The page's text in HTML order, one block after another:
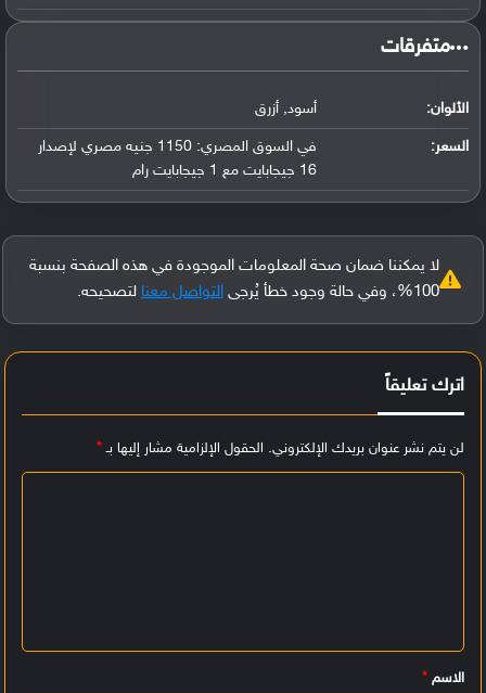
‏متفرقات‏
الألوان: أسود, أزرق
السعر:
في السوق المصري: 1150 جنيه مصري لإصدار
16 جيجابايت مع 1 جيجابايت رام
لا يمكننا ضمان صحة المعلومات الموجودة في هذه الصفحة بنسبة
100%، وفي حالة وجود خطأ يُرجى
التواصل معنا لتصحيحه.
اترك تعليقاً
لن يتم نشر عنوان بريدك الإلكتروني. الحقول الإلزامية مشار إليها بـ*
ي
ق
الاسم *